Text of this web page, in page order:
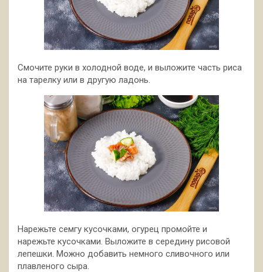
Смочите руки в холодной воде, и выложите часть риса
на тарелку или в другую ладонь.
Нарежьте семгу кусочками, огурец промойте и
нарежьте кусочками. Выложите в середину рисовой
лепешки. Можно добавить немного сливочного или
плавленого сыра.